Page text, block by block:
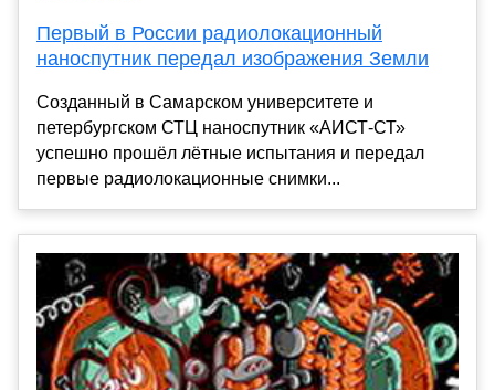
Первый в России радиолокационный
наноспутник передал изображения Земли
Созданный в Самарском университете и
петербургском СТЦ наноспутник «АИСТ-СТ»
успешно прошёл лётные испытания и передал
первые радиолокационные снимки...